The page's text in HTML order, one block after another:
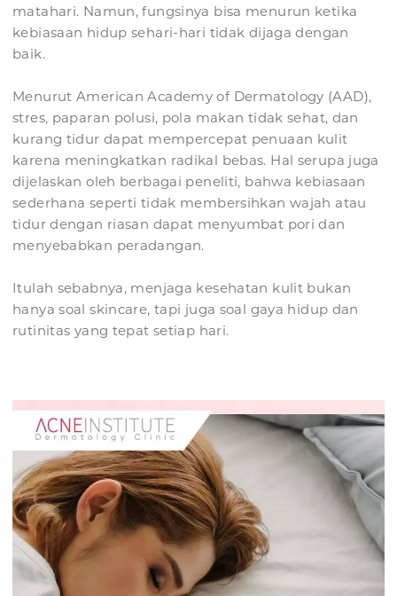
matahari. Namun, fungsinya bisa menurun ketika
kebiasaan hidup sehari-hari tidak dijaga dengan
baik.
Menurut American Academy of Dermatology (AAD),
stres, paparan polusi, pola makan tidak sehat, dan
kurang tidur dapat mempercepat penuaan kulit
karena meningkatkan radikal bebas. Hal serupa juga
dijelaskan oleh berbagai peneliti, bahwa kebiasaan
sederhana seperti tidak membersihkan wajah atau
tidur dengan riasan dapat menyumbat pori dan
menyebabkan peradangan.
Itulah sebabnya, menjaga kesehatan kulit bukan
hanya soal skincare, tapi juga soal gaya hidup dan
rutinitas yang tepat setiap hari.